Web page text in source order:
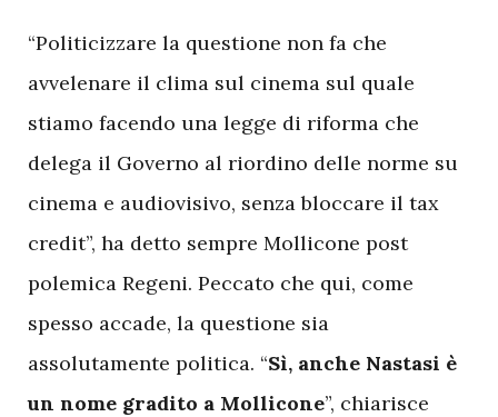
“Politicizzare la questione non fa che
avvelenare il clima sul cinema sul quale
stiamo facendo una legge di riforma che
delega il Governo al riordino delle norme su
cinema e audiovisivo, senza bloccare il tax
credit”, ha detto sempre Mollicone post
polemica Regeni. Peccato che qui, come
spesso accade, la questione sia
assolutamente politica. “Sì, anche Nastasi è
un nome gradito a Mollicone”, chiarisce